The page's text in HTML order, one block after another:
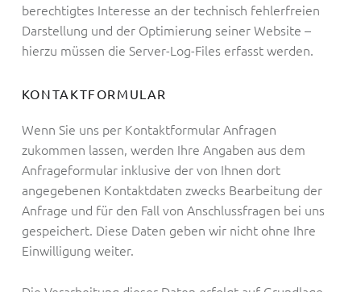
berechtigtes Interesse an der technisch fehlerfreien
Darstellung und der Optimierung seiner Website –
hierzu müssen die Server-Log-Files erfasst werden.
KONTAKTFORMULAR
Wenn Sie uns per Kontaktformular Anfragen
zukommen lassen, werden Ihre Angaben aus dem
Anfrageformular inklusive der von Ihnen dort
angegebenen Kontaktdaten zwecks Bearbeitung der
Anfrage und für den Fall von Anschlussfragen bei uns
gespeichert. Diese Daten geben wir nicht ohne Ihre
Einwilligung weiter.